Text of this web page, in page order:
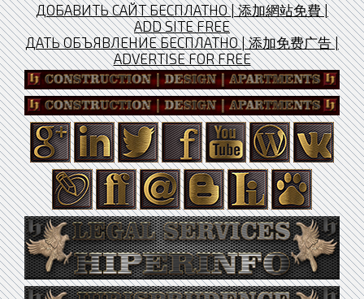
ДОБАВИТЬ САЙТ БЕСПЛАТНО | 添加網站免費 |
ADD SITE FREE
ДАТЬ ОБЪЯВЛЕНИЕ БЕСПЛАТНО | 添加免费广告 |
ADVERTISE FOR FREE